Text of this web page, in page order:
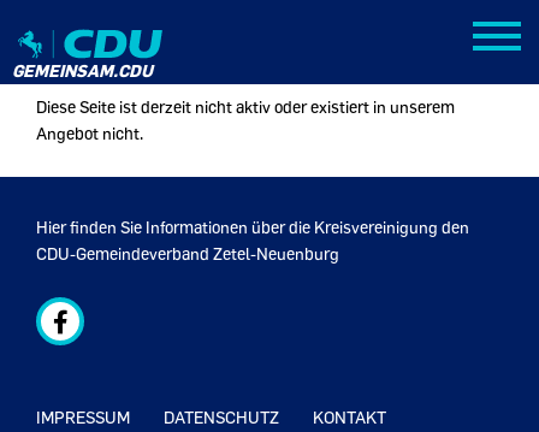
GEMEINSAM.CDU
HINWEIS
Diese Seite ist derzeit nicht aktiv oder existiert in unserem
Angebot nicht.
Hier finden Sie Informationen über die Kreisvereinigung den
CDU-Gemeindeverband Zetel-Neuenburg
IMPRESSUM DATENSCHUTZ KONTAKT